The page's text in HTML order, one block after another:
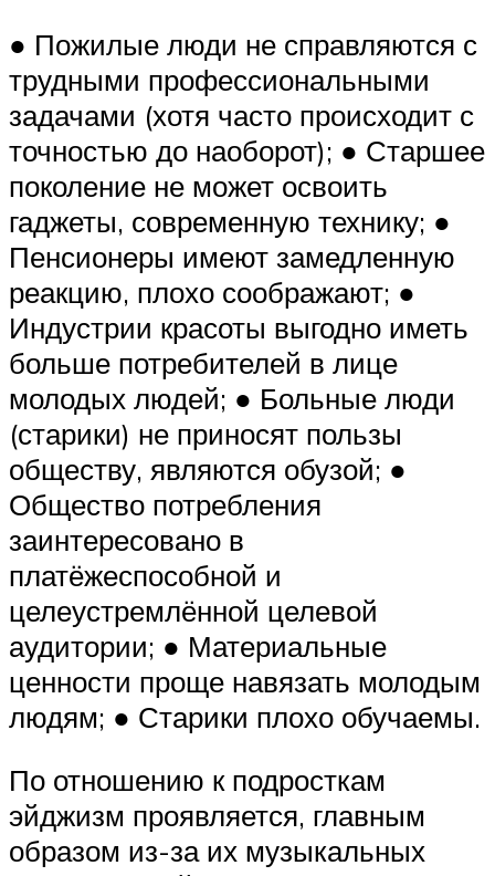
● Пожилые люди не справляются с
трудными профессиональными
задачами (хотя часто происходит с
точностью до наоборот); ● Старшее
поколение не может освоить
гаджеты, современную технику; ●
Пенсионеры имеют замедленную
реакцию, плохо соображают; ●
Индустрии красоты выгодно иметь
больше потребителей в лице
молодых людей; ● Больные люди
(старики) не приносят пользы
обществу, являются обузой; ●
Общество потребления
заинтересовано в
платёжеспособной и
целеустремлённой целевой
аудитории; ● Материальные
ценности проще навязать молодым
людям; ● Старики плохо обучаемы.
По отношению к подросткам
эйджизм проявляется, главным
образом из-за их музыкальных